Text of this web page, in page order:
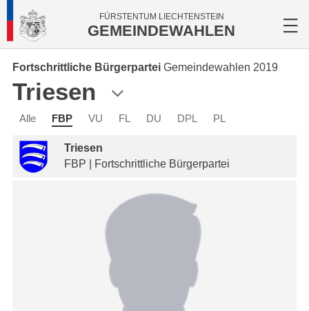
FÜRSTENTUM LIECHTENSTEIN
GEMEINDEWAHLEN
Fortschrittliche Bürgerpartei Gemeindewahlen 2019
Triesen
Alle FBP VU FL DU DPL PL
Triesen
FBP | Fortschrittliche Bürgerpartei